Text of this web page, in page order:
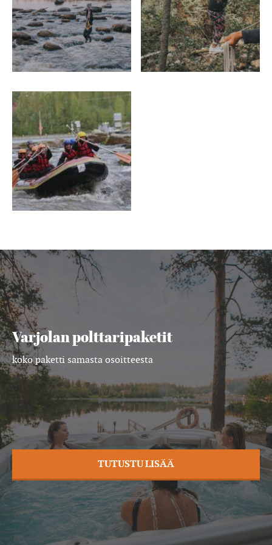
Varjolan polttaripaketit
koko paketti samasta osoitteesta
TUTUSTU LISÄÄ